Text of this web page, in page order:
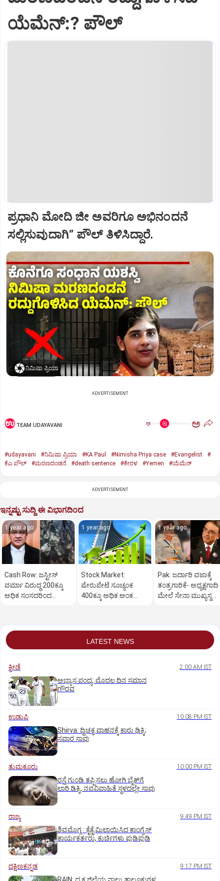
ಯೆಮೆನ್:? ಪೌಲ್
ಪ್ರಧಾನಿ ಮೋದಿ ಜೀ ಅವರಿಗೂ ಅಭಿನಂದನೆ
ಸಲ್ಲಿಸುವುದಾಗಿ” ಪೌಲ್‌ ತಿಳಿಸಿದ್ದಾರೆ.
ನಿಮಿಷಾ ಪ್ರಿಯಾ
ADVERTISEMENT
TEAM UDAYAVANI ಅ ಅ
#udayavani #ನಿಮಿಷಾ ಪ್ರಿಯಾ #KA Paul #Nimisha Priya case #Evangelist
#
ಕೆಎ ಪೌಲ್
#ಮರಣದಂಡನೆ #death sentence #ಕೇರಳ #Yemen #ಯೆಮೆನ್‌
ADVERTISEMENT
ಇನ್ನಷ್ಟು ಸುದ್ದಿ ಈ ವಿಭಾಗದಿಂದ
1 year ago
Cash Row: ಜಸ್ಟೀಸ್‌
ವರ್ಮಾ ವಿರುದ್ಧ 200ಕ್ಕೂ
ಅಧಿಕ ಸಂಸದರಿಂದ
1 year ago
Stock Market:
ಷೇರುಪೇಟೆ ಸೂಚ್ಯಂಕ
400ಕ್ಕೂ ಅಧಿಕ ಅಂಕ
1 year ago
Pak: ಜರ್ದಾರಿ ವಜಾಕ್ಕೆ
ತಂತ್ರಗಾರಿಕೆ- ಅಧ್ಯಕ್ಷಗಾದಿ
ಮೇಲೆ ಸೇನಾ ಮುಖ್ಯಸ್ಥ
LATEST NEWS
ಕ್ರೀಡೆ 2:00 AM IST
ಅಭ್ಯಾಸ ಪಂದ್ಯ: ಮೊದಲ ದಿನ ಸಮಾನ
ಗೌರವ
ಉಡುಪಿ 10:08 PM IST
Shirva: ದ್ವಿಚಕ್ರ ವಾಹನಕ್ಕೆ ಕಾರು ಢಿಕ್ಕಿ;
ಸವಾರ ಸಾವು
ತುಮಕೂರು 10:00 PM IST
ರಸ್ತೆ ಗುಂಡಿ ತಪ್ಪಿಸಲು ಹೋಗಿ ಬೈಕ್‌ಗೆ
ಲಾರಿ ಡಿಕ್ಕಿ, ನವವಿವಾಹಿತೆ ಸ್ಥಳದಲ್ಲೇ ಸಾವು
ರಾಜ್ಯ 9:49 PM IST
ಶಿವಮೊಗ್ಗ : ಕೈಕೈ ಮಿಲಾಯಿಸಿದ ಕಾಂಗ್ರೆಸ್
ಕಾರ್ಯಕರ್ತರು, ಕುರ್ಚಿಗಳು ಪುಡಿಪುಡಿ
ದಕ್ಷಿಣಕನ್ನಡ 9:17 PM IST